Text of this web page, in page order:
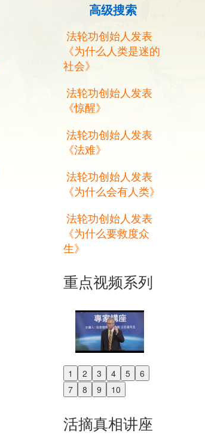
高级搜索
法轮功创始人发表
《为什么人类是迷的
社会》
法轮功创始人发表
《惊醒》
法轮功创始人发表
《法难》
法轮功创始人发表
《为什么会有人类》
法轮功创始人发表
《为什么要救度众
生》
重点视频系列
1 2 3 4 5
6
7
8 9 10
Previous
Next
活摘真相讲座